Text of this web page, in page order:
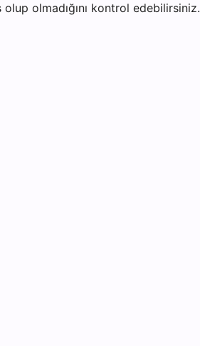
olmadığını kontrol edebilirsiniz.